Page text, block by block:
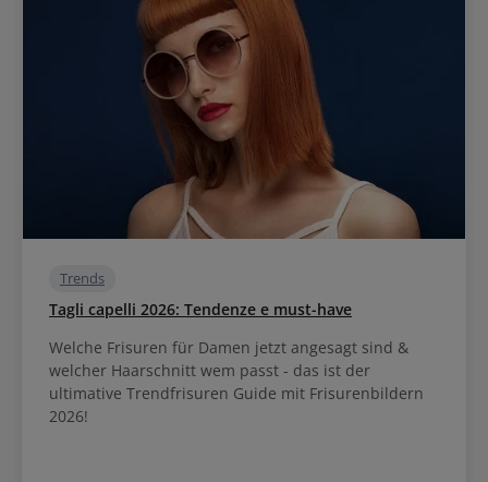
capelli e procedere con lo styling come al solito
Trends
Tagli capelli 2026: Tendenze e must-have
Welche Frisuren für Damen jetzt angesagt sind &
welcher Haarschnitt wem passt - das ist der
ultimative Trendfrisuren Guide mit Frisurenbildern
2026!